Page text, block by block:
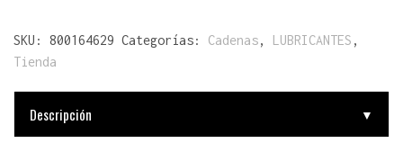
SKU: 800164629 Categorías: Cadenas, LUBRICANTES ,
Tienda
Descripción ▼